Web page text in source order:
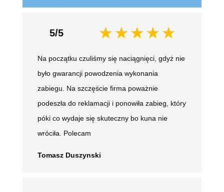
5/5
Na początku czuliśmy się naciągnięci, gdyż nie
było gwarancji powodzenia wykonania
zabiegu. Na szczęście firma poważnie
podeszła do reklamacji i ponowiła zabieg, który
póki co wydaje się skuteczny bo kuna nie
wróciła. Polecam
Tomasz Duszynski